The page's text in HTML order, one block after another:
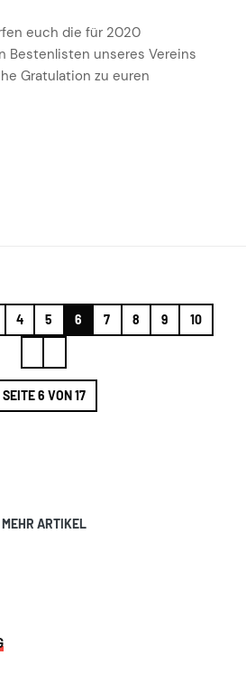
euch die für 2020
Bestenlisten unseres Vereins
Gratulation zu euren
SEITE 6 VON 17
4 5 6 7 8 9 10
MEHR ARTIKEL